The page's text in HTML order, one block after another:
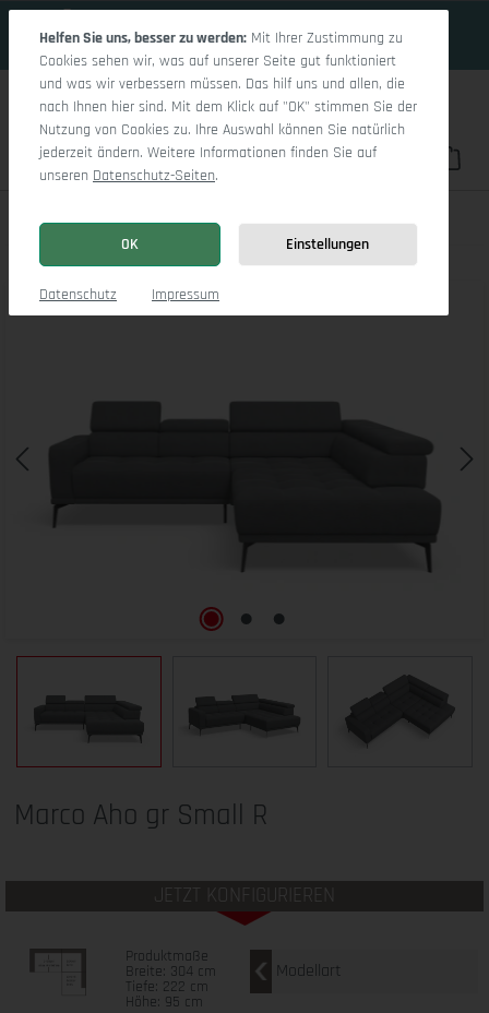
Du hast 0
Marco Aho gr Small R
Bildergalerie überspringen
Marco Aho gr Small R
JETZT KONFIGURIEREN
Produktmaße
Breite: 304 cm
Tiefe: 222 cm
Höhe: 95 cm
Modellart
Helfen Sie uns, besser zu werden: Mit Ihrer Zustimmung zu
Cookies sehen wir, was auf unserer Seite gut funktioniert
und was wir verbessern müssen. Das hilf uns und allen, die
nach Ihnen hier sind. Mit dem Klick auf "OK" stimmen Sie der
Nutzung von Cookies zu. Ihre Auswahl können Sie natürlich
jederzeit ändern. Weitere Informationen finden Sie auf
unseren Datenschutz-Seiten.
OK Einstellungen
Datenschutz Impressum